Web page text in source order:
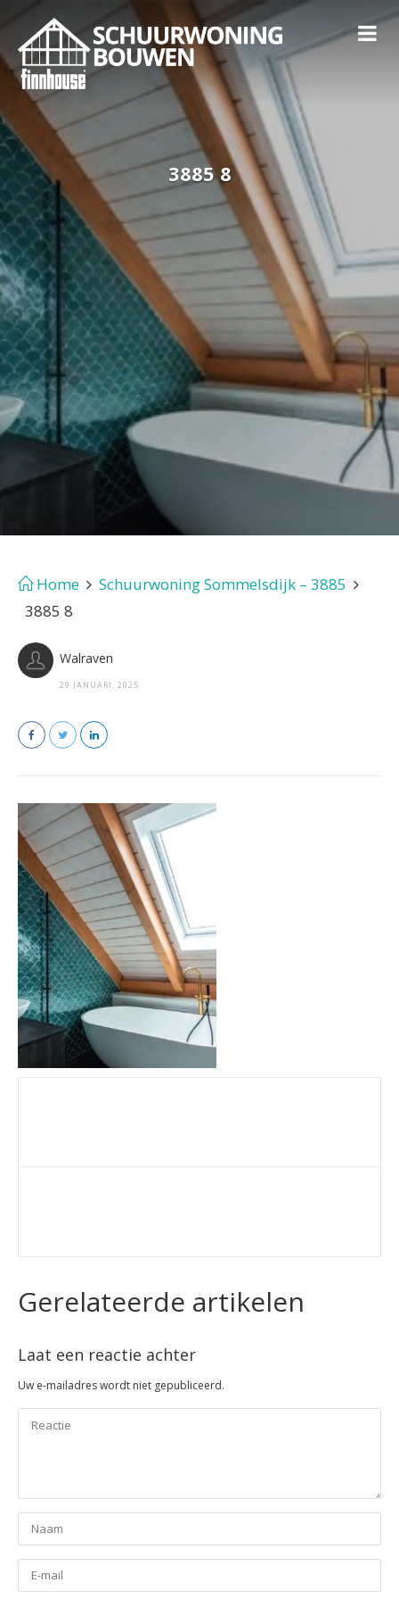
3885 8
Home
Schuurwoning Sommelsdijk – 3885
3885 8
Walraven
29 JANUARI, 2025
Gerelateerde artikelen
Laat een reactie achter
Uw e-mailadres wordt niet gepubliceerd.